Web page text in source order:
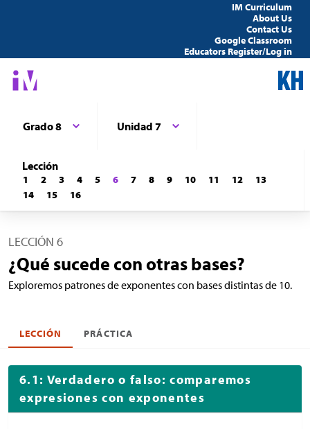
IM Curriculum
About Us
Contact Us
Google Classroom
Educators Register/Log in
Grado 8 Unidad 7
Lección
1 2 3 4 5 6 7 8 9 10 11 12
13
14
15 16
LECCIÓN 6
¿Qué sucede con otras bases?
Exploremos patrones de exponentes con bases distintas de 10.
LECCIÓN PRÁCTICA
6.1: Verdadero o falso: comparemos
expresiones con exponentes